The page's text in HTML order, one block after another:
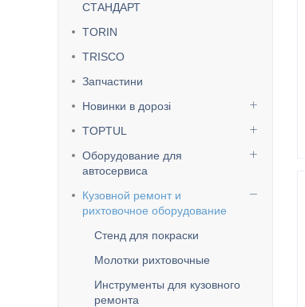
СТАНДАРТ
TORIN
TRISCO
Запчастини
Новинки в дорозі
TOPTUL
Оборудование для
автосервиса
Кузовной ремонт и
рихтовочное оборудование
Стенд для покраски
Молотки рихтовочные
Инструменты для кузовного
ремонта